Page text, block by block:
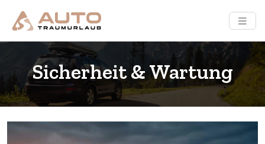
Sicherheit & Wartung